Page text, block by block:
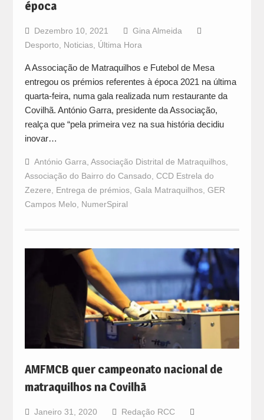
época
Dezembro 10, 2021
Gina Almeida
Desporto
Noticias, Última Hora
A Associação de Matraquilhos e Futebol de Mesa
entregou os prémios referentes à época 2021 na última
quarta-feira, numa gala realizada num restaurante da
Covilhã. António Garra, presidente da Associação,
realça que “pela primeira vez na sua história decidiu
inovar…
António Garra Associação Distrital de Matraquilhos,
Associação do Bairro do Cansado CCD Estrela do
Zezere
Entrega de prémios, Gala Matraquilhos, GER
Campos Melo
NumerSpiral
AMFMCB quer campeonato nacional de
matraquilhos na Covilhã
Janeiro 31, 2020
Redação RCC